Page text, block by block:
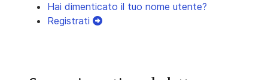
Hai dimenticato il tuo nome utente?
Registrati